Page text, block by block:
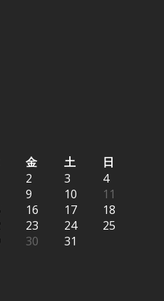
金 土
日
2 3
4
9 10
11
16 17
18
23 24
25
30 31